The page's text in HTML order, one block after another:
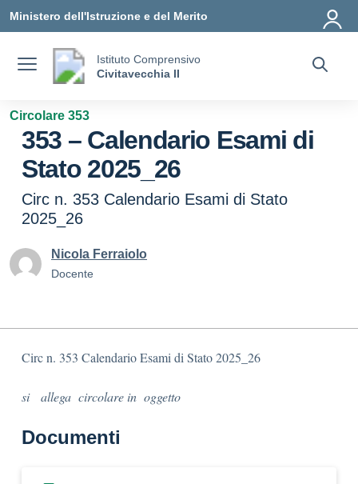
Ministero dell'Istruzione e del Merito
Istituto Comprensivo
Civitavecchia II
Circolare 353
353 – Calendario Esami di
Stato 2025_26
Circ n. 353 Calendario Esami di Stato
2025_26
Nicola Ferraiolo
Docente
Circ n. 353 Calendario Esami di Stato 2025_26
si allega circolare in oggetto
Documenti